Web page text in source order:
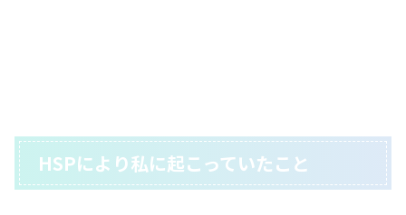
HSPにより私に起こっていたこと